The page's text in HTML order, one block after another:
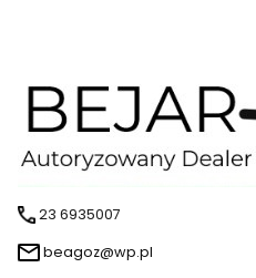
23 6935007
beagoz@wp.pl